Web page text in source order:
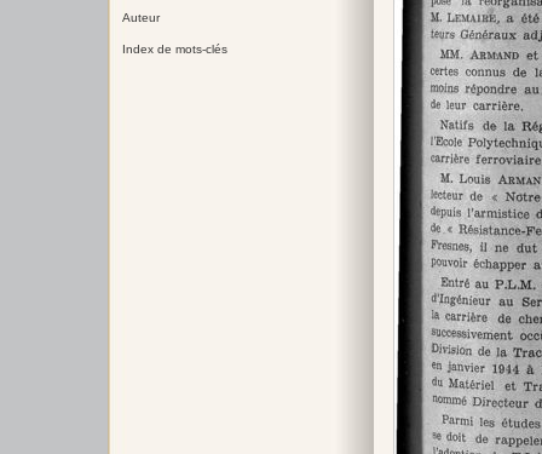
Auteur
Index de mots-clés